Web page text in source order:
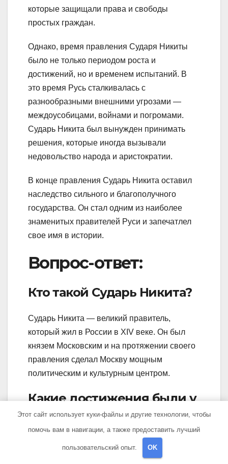
которые защищали права и свободы
простых граждан.
Однако, время правления Сударя Никиты
было не только периодом роста и
достижений, но и временем испытаний. В
это время Русь сталкивалась с
разнообразными внешними угрозами —
междоусобицами, войнами и погромами.
Сударь Никита был вынужден принимать
решения, которые иногда вызывали
недовольство народа и аристократии.
В конце правления Сударь Никита оставил
наследство сильного и благополучного
государства. Он стал одним из наиболее
знаменитых правителей Руси и запечатлел
свое имя в истории.
Вопрос-ответ:
Кто такой Сударь Никита?
Сударь Никита — великий правитель,
который жил в России в XIV веке. Он был
князем Московским и на протяжении своего
правления сделал Москву мощным
политическим и культурным центром.
Какие достижения были у
Сударя Никиты?
Сударь Никита совершил много важных
Этот сайт использует куки-файлы и другие технологии, чтобы
помочь вам в навигации, а также предоставить лучший
пользовательский опыт. OK